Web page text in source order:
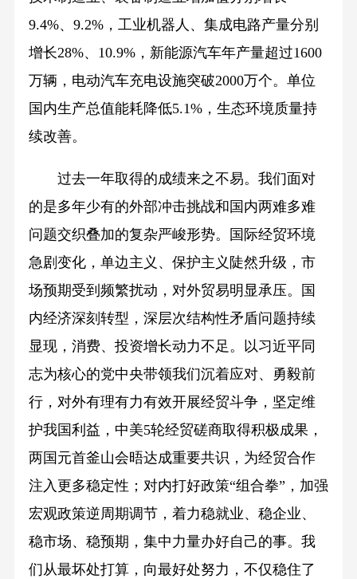
9.4%、9.2%，工业机器人、集成电路产量分别
增长28%、10.9%，新能源汽车年产量超过1600
万辆，电动汽车充电设施突破2000万个。单位
国内生产总值能耗降低5.1%，生态环境质量持
续改善。
过去一年取得的成绩来之不易。我们面对
的是多年少有的外部冲击挑战和国内两难多难
问题交织叠加的复杂严峻形势。国际经贸环境
急剧变化，单边主义、保护主义陡然升级，市
场预期受到频繁扰动，对外贸易明显承压。国
内经济深刻转型，深层次结构性矛盾问题持续
显现，消费、投资增长动力不足。以习近平同
志为核心的党中央带领我们沉着应对、勇毅前
行，对外有理有力有效开展经贸斗争，坚定维
护我国利益，中美5轮经贸磋商取得积极成果，
两国元首釜山会晤达成重要共识，为经贸合作
注入更多稳定性；对内打好政策“组合拳”，加强
宏观政策逆周期调节，着力稳就业、稳企业、
稳市场、稳预期，集中力量办好自己的事。我
们从最坏处打算，向最好处努力，不仅稳住了